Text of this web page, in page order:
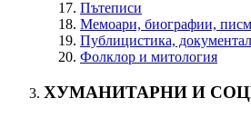
Пътеписи
Мемоари, биографии,
Публицистика,
Фолклор и митология
ХУМАНИТАРНИ И